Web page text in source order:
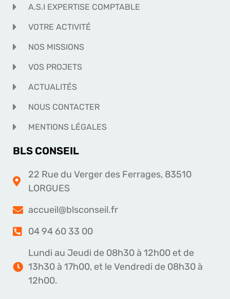
A.S.I EXPERTISE COMPTABLE
VOTRE ACTIVITÉ
NOS MISSIONS
VOS PROJETS
ACTUALITÉS
NOUS CONTACTER
MENTIONS LÉGALES
BLS CONSEIL
22 Rue du Verger des Ferrages, 83510
LORGUES
accueil@blsconseil.fr
04 94 60 33 00
Lundi au Jeudi de 08h30 à 12h00 et de
13h30 à 17h00, et le Vendredi de 08h30 à
12h00.